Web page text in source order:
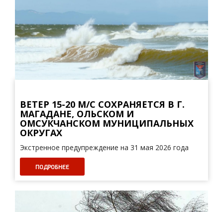
ВЕТЕР 15-20 М/С СОХРАНЯЕТСЯ В Г.
МАГАДАНЕ, ОЛЬСКОМ И
ОМСУКЧАНСКОМ МУНИЦИПАЛЬНЫХ
ОКРУГАХ
Экстренное предупреждение на 31 мая 2026 года
ПОДРОБНЕЕ